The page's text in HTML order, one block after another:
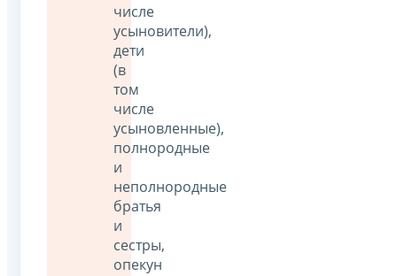
числе
усыновители),
дети
(в
том
числе
усыновленные),
полнородные
и
неполнородные
братья
и
сестры,
опекун